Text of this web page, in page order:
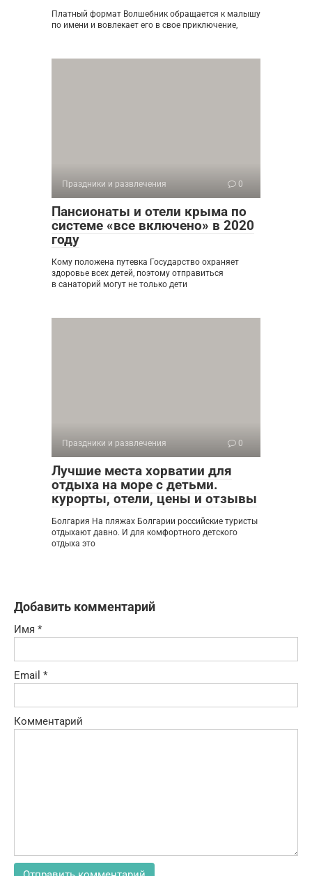
Платный формат Волшебник обращается к малышу
по имени и вовлекает его в свое приключение,
Праздники и развлечения 0
Пансионаты и отели крыма по
системе «все включено» в 2020
году
Кому положена путевка Государство охраняет
здоровье всех детей, поэтому отправиться
в санаторий могут не только дети
Праздники и развлечения 0
Лучшие места хорватии для
отдыха на море с детьми.
курорты, отели, цены и отзывы
Болгария На пляжах Болгарии российские туристы
отдыхают давно. И для комфортного детского
отдыха это
Добавить комментарий
Имя *
Email *
Комментарий